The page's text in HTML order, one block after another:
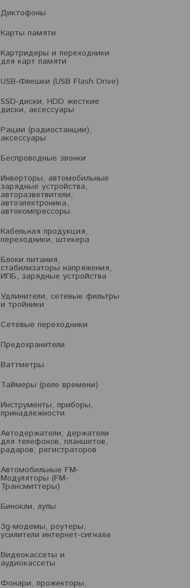
Диктофоны
Карты памяти
Картридеры и переходники
для карт памяти
USB-Флешки (USB Flash Drive)
SSD-диски, HDD жесткие
диски, аксессуары
Рации (радиостанции),
аксессуары
Беспроводные звонки
Инверторы, автомобильные
зарядные устройства,
авторазветвители,
автоэлектроника,
автокомпрессоры
Кабельная продукция,
переходники, штекера
Блоки питания,
стабилизаторы напряжения,
ИПБ, зарядные устройства
Удлинители, сетевые фильтры
и тройники
Сетевые переходники
Предохранители
Ваттметры
Таймеры (реле времени)
Инструменты, приборы,
принадлежности
Автодержатели, держатели
для телефонов, планшетов,
радаров, регистраторов
Автомобильные FM-
Модуляторы (FM-
Трансмиттеры)
Бинокли, лупы
3g-модемы, роутеры,
усилители интернет-сигнала
Видеокассеты и
аудиокассеты
Фонари, прожекторы,